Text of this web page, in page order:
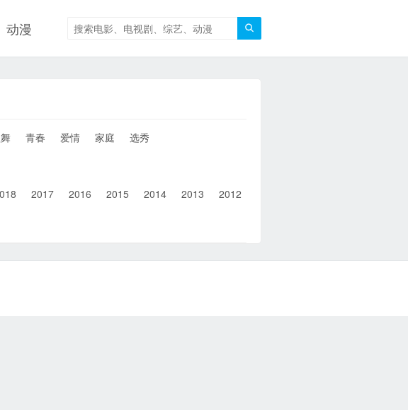

动漫
青春 爱情 家庭
选秀
2017 2016 2015 2014 2013 2012